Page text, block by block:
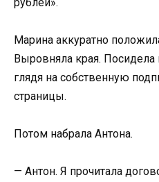
Марина аккуратно
Выровняла края.
глядя на собственную
страницы.
Потом набрала Антона.
— Антон. Я прочитала